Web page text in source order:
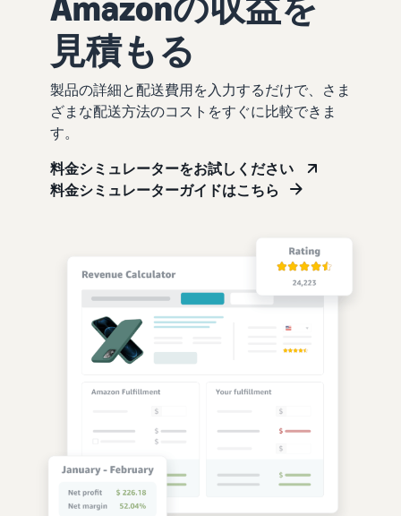
見積もる
製品の詳細と配送費用を入力するだけで、さま
ざまな配送方法のコストをすぐに比較できま
す。
料金シミュレーターをお試しください
料金シミュレーターガイドはこちら